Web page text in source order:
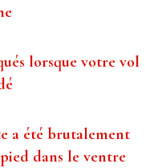
lorsque votre vol
a été brutalement
dans le ventre